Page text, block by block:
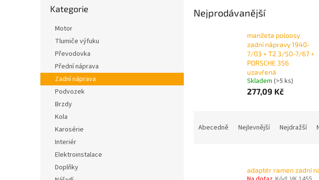
a
kategorie
Kategorie
Motor
Tlumiče výfuku
Převodovka
Přední náprava
Zadní náprava
Podvozek
Brzdy
Kola
Karosérie
Interiér
Elektroinstalace
Doplňky
Nejprodávanější
manžeta poloosy
zadní nápravy 1940-
7/03 + T2 3/50-7/67 +
PORSCHE 356
uzavřená
Skladem (>5 ks)
277,09 Kč
Abecedně Nejlevnější Nejdražší
adaptér ramen zadní